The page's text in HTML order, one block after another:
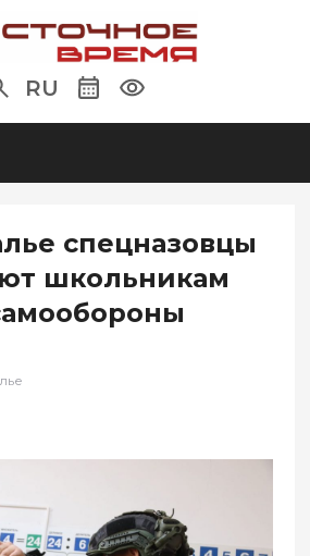
RU
спецназовцы
школьникам